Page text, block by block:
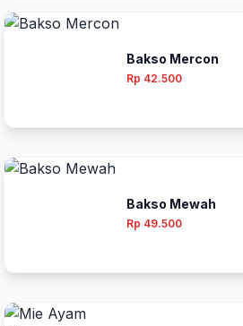
Bakso Mercon
Rp 42.500
Bakso Mewah
Rp 49.500